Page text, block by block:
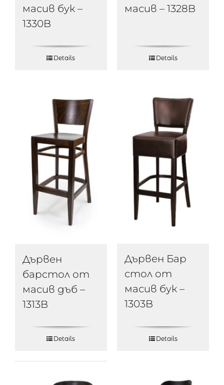
масив бук –
1330B
Details
масив – 1328B
Details
Дървен
барстол от
масив дъб –
1313B
Details
Дървен Бар
стол от
масив бук –
1303B
Details